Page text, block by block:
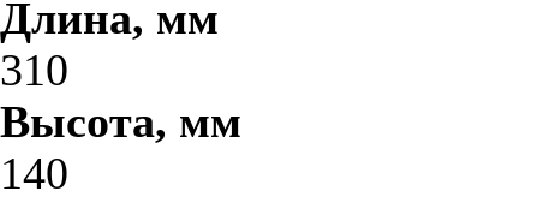
Длина, мм
310
Высота, мм
140